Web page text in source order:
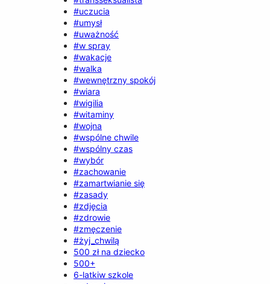
#uczucia
#umysł
#uważność
#w spray
#wakacje
#walka
#wewnętrzny spokój
#wiara
#wigilia
#witaminy
#wojna
#wspólne chwile
#wspólny czas
#wybór
#zachowanie
#zamartwianie się
#zasady
#zdjęcia
#zdrowie
#zmęczenie
#żyj_chwilą
500 zł na dziecko
500+
6-latkiw szkole